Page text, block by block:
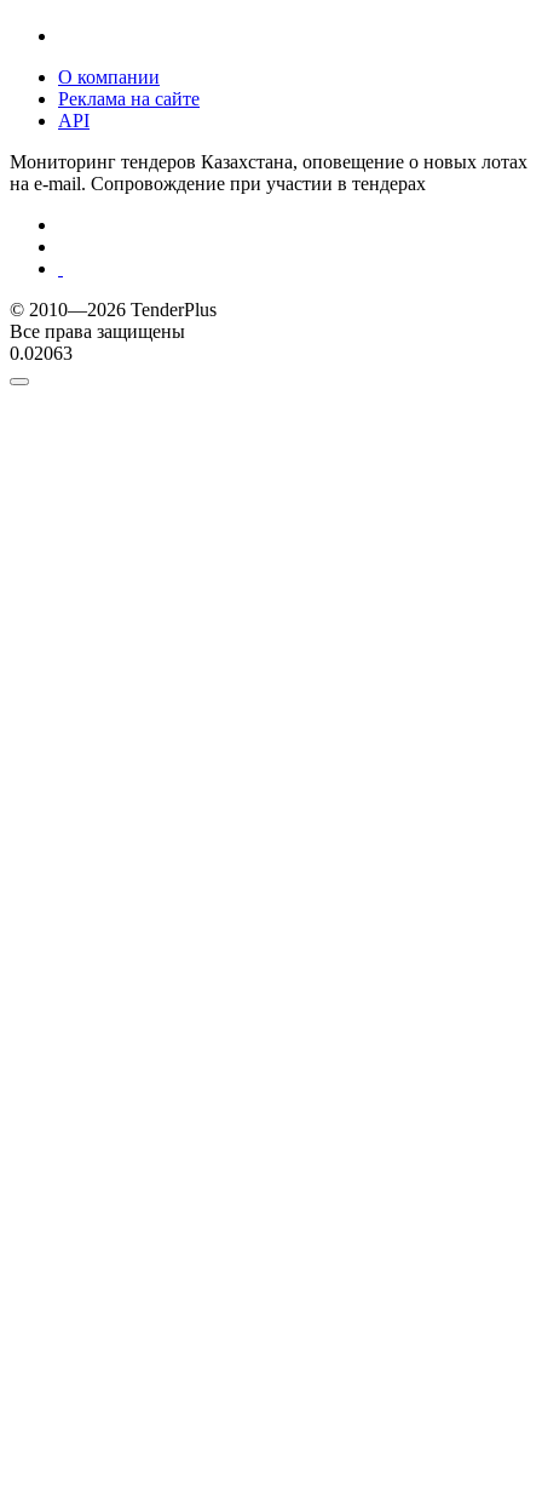
О компании
Реклама на сайте
API
Мониторинг тендеров Казахстана, оповещение о новых лотах
на e-mail. Сопровождение при участии в тендерах
© 2010—2026 TenderPlus
Все права защищены
0.02063